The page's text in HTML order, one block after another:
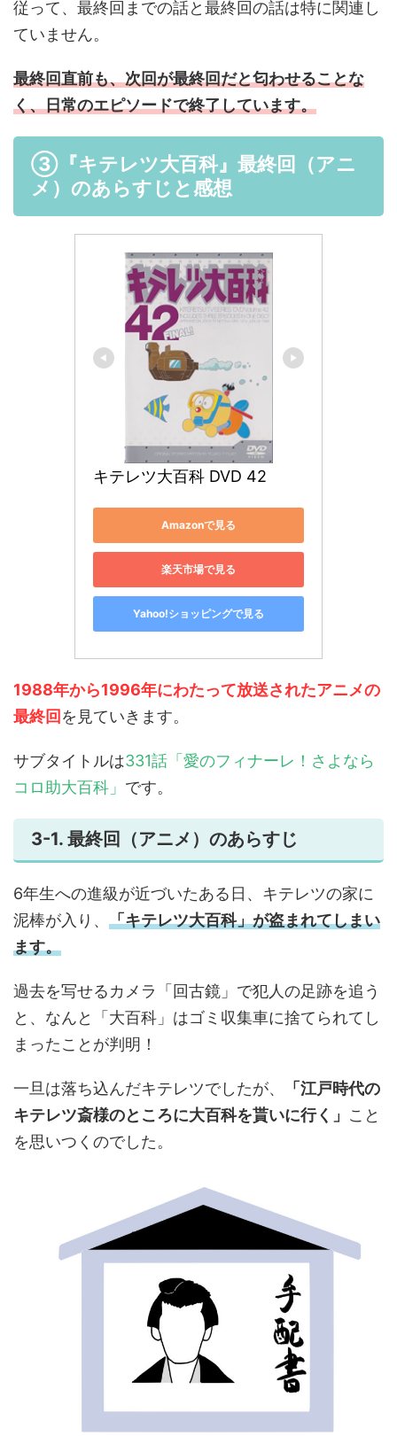
従って、最終回までの話と最終回の話は特に関連し
ていません。
最終回直前も、次回が最終回だと匂わせることな
く、日常のエピソードで終了しています。
③『キテレツ大百科』最終回（アニ
メ）のあらすじと感想
キテレツ大百科 DVD 42
Amazonで見る
楽天市場で見る
Yahoo!ショッピングで見る
1988年から1996年にわたって放送されたアニメの
最終回 を見ていきます。
サブタイトルは331話「愛のフィナーレ！さよなら
コロ助大百科」 です。
3-1. 最終回（アニメ）のあらすじ
6年生への進級が近づいたある日、キテレツの家に
泥棒が入り、 「キテレツ大百科」が盗まれてしまい
ます。
過去を写せるカメラ「回古鏡」で犯人の足跡を追う
と、なんと「大百科」はゴミ収集車に捨てられてし
まったことが判明！
一旦は落ち込んだキテレツでしたが、
「江戸時代の
キテレツ斎様のところに大百科を貰いに行く」 こと
を思いつくのでした。